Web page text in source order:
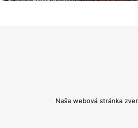
Naša webová stránka